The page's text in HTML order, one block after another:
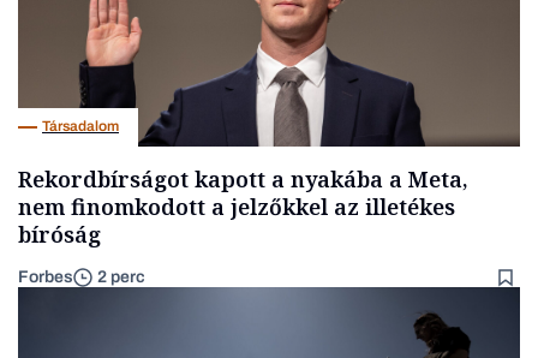
Társadalom
Rekordbírságot kapott a nyakába a Meta,
nem finomkodott a jelzőkkel az illetékes
bíróság
Forbes 2 perc